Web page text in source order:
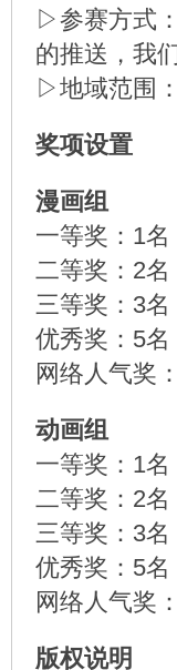
▷参赛方式
的推送，我
▷地域范围
奖项设置
漫画组
一等奖：1
二等奖：2
三等奖：3
优秀奖：5
网络人气奖
动画组
一等奖：1
二等奖：2
三等奖：3
优秀奖：5
网络人气奖
版权说明